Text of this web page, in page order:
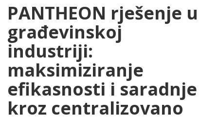
PANTHEON rješenje u
građevinskoj
industriji:
maksimiziranje
efikasnosti i saradnje
kroz centralizovano